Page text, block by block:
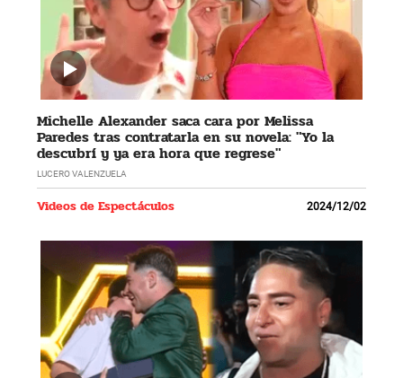
Michelle Alexander saca cara por Melissa
Paredes tras contratarla en su novela: "Yo la
descubrí y ya era hora que regrese"
LUCERO VALENZUELA
Videos de Espectáculos 2024/12/02